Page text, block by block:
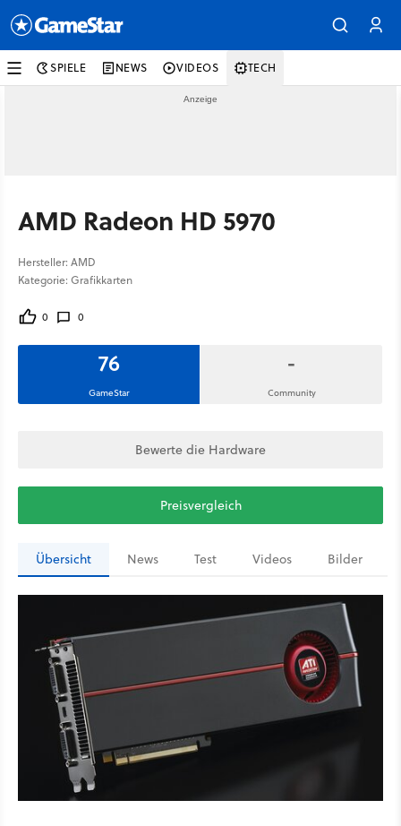
SPIELE NEWS VIDEOS TECH
AMD Radeon HD 5970
Hersteller: AMD
Kategorie: Grafikkarten
0 0
76
GameStar
-
Community
Bewerte die Hardware
Preisvergleich
Übersicht News Test Videos Bilder